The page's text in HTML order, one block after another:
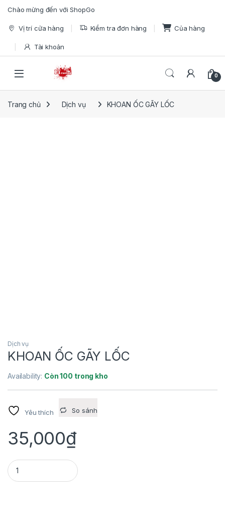
Skip to navigation
Skip to content
Chào mừng đến với ShopGo
Vị trí cửa hàng Kiểm tra đơn hàng Của hàng
Tài khoản
Open 0
Trang chủ Dịch vụ KHOAN ỐC GÃY LỐC
Dịch vụ
KHOAN ỐC GÃY LỐC
Availability: Còn 100 trong kho
Yêu thích So sánh
35,000₫
KHOAN ỐC GÃY LỐC quantity